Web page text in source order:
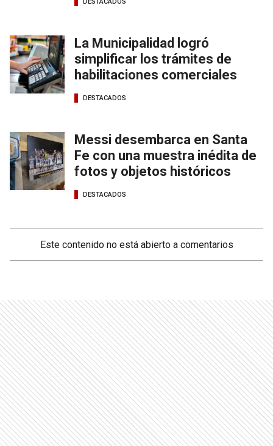
La Municipalidad logró
simplificar los trámites de
habilitaciones comerciales
DESTACADOS
Messi desembarca en Santa
Fe con una muestra inédita de
fotos y objetos históricos
DESTACADOS
Este contenido no está abierto a comentarios